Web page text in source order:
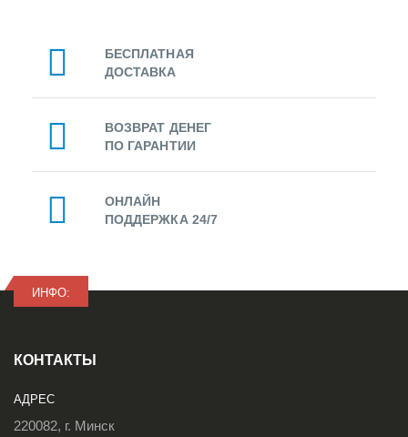
БЕСПЛАТНАЯ
ДОСТАВКА
ВОЗВРАТ ДЕНЕГ
ПО ГАРАНТИИ
ОНЛАЙН
ПОДДЕРЖКА 24/7
ИНФО:
КОНТАКТЫ
АДРЕС
220082, г. Минск